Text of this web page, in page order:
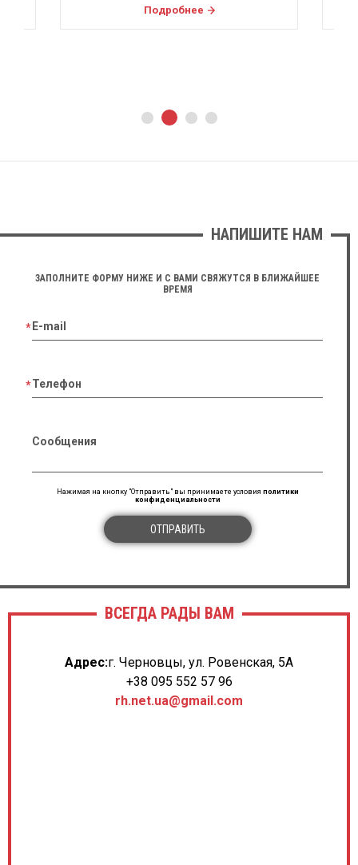
Подробнее
НАПИШИТЕ НАМ
ЗАПОЛНИТЕ ФОРМУ НИЖЕ И С ВАМИ СВЯЖУТСЯ В БЛИЖАЙШЕЕ
ВРЕМЯ
E-mail
Телефон
Сообщения
Нажимая на кнопку "Отправить" вы принимаете условия политики
конфиденциальности
ОТПРАВИТЬ
ВСЕГДА РАДЫ ВАМ
Адрес:г. Черновцы, ул. Ровенская, 5А
+38 095 552 57 96
rh.net.ua@gmail.com